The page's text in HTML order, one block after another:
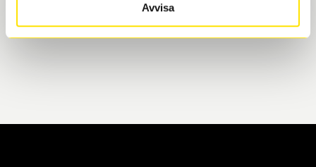
Avvisa
vi till att de uppfyller alla krav för en säker körning.